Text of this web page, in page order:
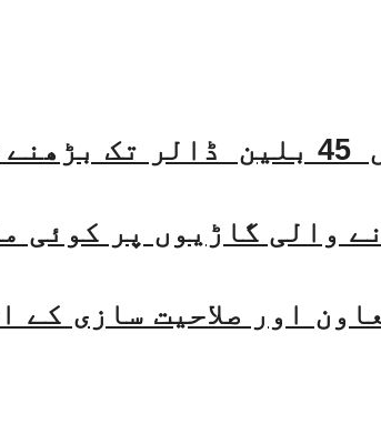
والی گاڑیوں پر کوئی
اور صلاحیت سازی کے